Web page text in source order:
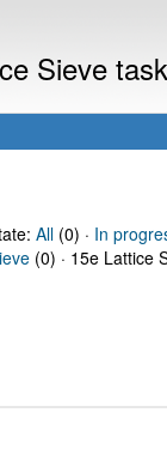
Sieve
All(0) · In
(0) · 15e Lattice